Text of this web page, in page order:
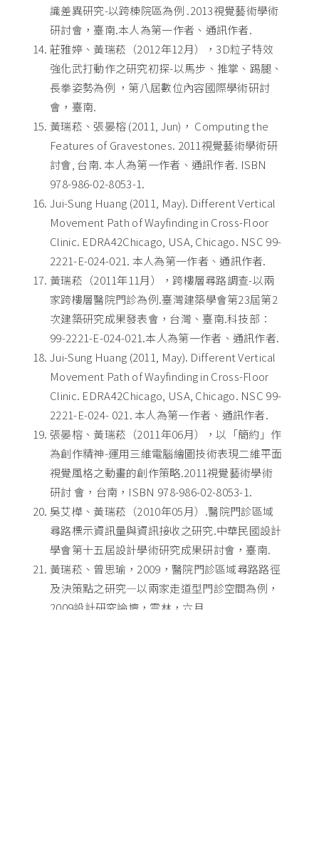
識差異研究-以跨棟院區為例 .2013視覺藝術學術
研討會，臺南.本人為第一作者、通訊作者.
莊雅婷、黃瑞菘（2012年12月），3D粒子特效
強化武打動作之研究初探-以馬步、推掌、踢腿、
長拳姿勢為例 ，第八屆數位內容國際學術研討
會，臺南.
黃瑞菘、張晏榕 (2011, Jun)， Computing the
Features of Gravestones. 2011視覺藝術學術研
討會, 台南. 本人為第一作者、通訊作者. ISBN
978-986-02-8053-1.
Jui-Sung Huang (2011, May). Different Vertical
Movement Path of Wayfinding in Cross-Floor
Clinic. EDRA42Chicago, USA, Chicago. NSC 99-
2221-E-024-021. 本人為第一作者、通訊作者.
黃瑞菘（2011年11月），跨樓層尋路調查-以兩
家跨樓層醫院門診為例.臺灣建築學會第23屆第2
次建築研究成果發表會，台灣、臺南.科技部：
99-2221-E-024-021.本人為第一作者、通訊作者.
Jui-Sung Huang (2011, May). Different Vertical
Movement Path of Wayfinding in Cross-Floor
Clinic. EDRA42Chicago, USA, Chicago. NSC 99-
2221-E-024- 021. 本人為第一作者、通訊作者.
張晏榕、黃瑞菘（2011年06月），以「簡約」作
為創作精神-運用三維電腦繪圖技術表現二維平面
視覺風格之動畫的創作策略.2011視覺藝術學術
研討 會，台南，ISBN 978-986-02-8053-1.
吳艾樺、黃瑞菘（2010年05月）.醫院門診區域
尋路標示資訊量與資訊接收之研究.中華民國設計
學會第十五屆設計學術研究成果研討會，臺南.
黃瑞菘、曾思瑜，2009，醫院門診區域尋路路徑
及決策點之研究—以兩家走道型門診空間為例，
2009設計研究論壇，雲林，六月.